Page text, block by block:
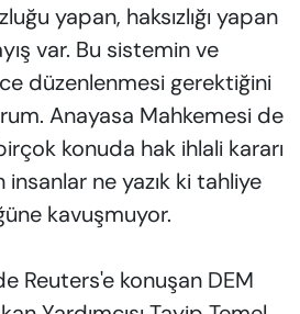
yapan, haksızlığı yapan
var. Bu sistemin ve
düzenlenmesi gerektiğini
Anayasa Mahkemesi de
konuda hak ihlali kararı
ne yazık ki tahliye
kavuşmuyor.
Reuters'e konuşan DEM